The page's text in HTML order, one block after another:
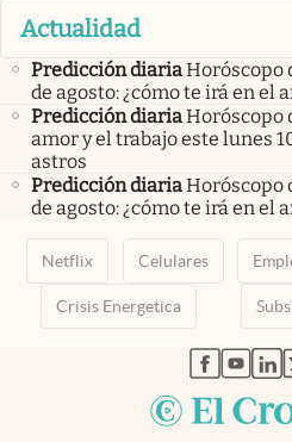
Actualidad
Predicción diariaHoróscopo
de agosto: ¿cómo te irá en el
Predicción diariaHoróscopo
amor y el trabajo este lunes
astros
Predicción diariaHoróscopo
de agosto: ¿cómo te irá en el
Netflix Celulares
Crisis Energetica
abre en
abre